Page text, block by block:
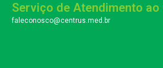
Serviço de Atendimento ao
faleconosco@centrus.med.br